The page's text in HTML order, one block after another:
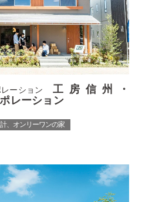
ーション
工房信州・
レーション
、オンリーワンの家